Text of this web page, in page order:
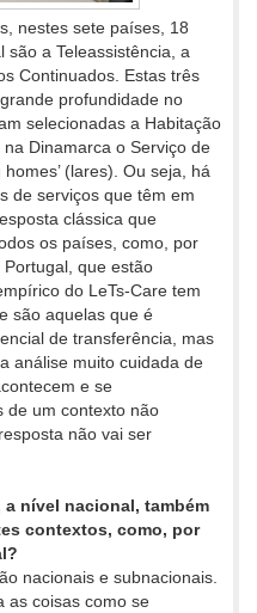
nestes sete países, 18
são a Teleassistência, a
Continuados. Estas três
profundidade no
selecionadas a Habitação
Dinamarca o Serviço de
(lares). Ou seja, há
de serviços que têm em
clássica que
os países, como, por
que estão
do LeTs-Care tem
são aquelas que é
de transferência, mas
análise muito cuidada de
e se
de um contexto não
não vai ser
nível nacional, também
contextos, como, por
nacionais e subnacionais.
as coisas como se